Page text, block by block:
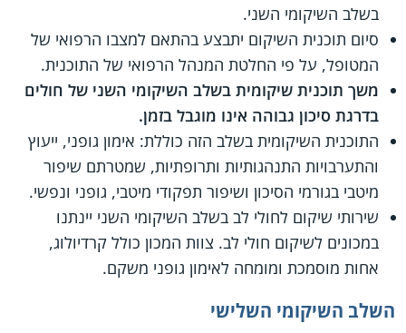
בשלב השיקומי השני.
סיום תוכנית השיקום יתבצע בהתאם למצבו הרפואי של
המטופל, על פי החלטת המנהל הרפואי של התוכנית.
משך תוכנית שיקומית בשלב השיקומי השני של חולים
בדרגת סיכון גבוהה אינו מוגבל בזמן.
התוכנית השיקומית בשלב הזה כוללת: אימון גופני, ייעוץ
והתערבויות התנהגותיות ותרופתיות, שמטרתם שיפור
מיטבי בגורמי הסיכון ושיפור תפקודי מיטבי, גופני ונפשי.
שירותי שיקום לחולי לב בשלב השיקומי השני יינתנו
במכונים לשיקום חולי לב. צוות המכון כולל קרדיולוג,
אחות מוסמכת ומומחה לאימון גופני משקם.
השלב השיקומי השלישי